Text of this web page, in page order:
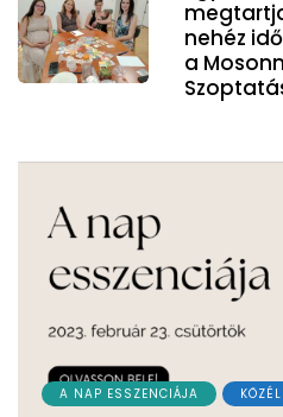
nehéz
a
A NAP ESSZENCIÁJA